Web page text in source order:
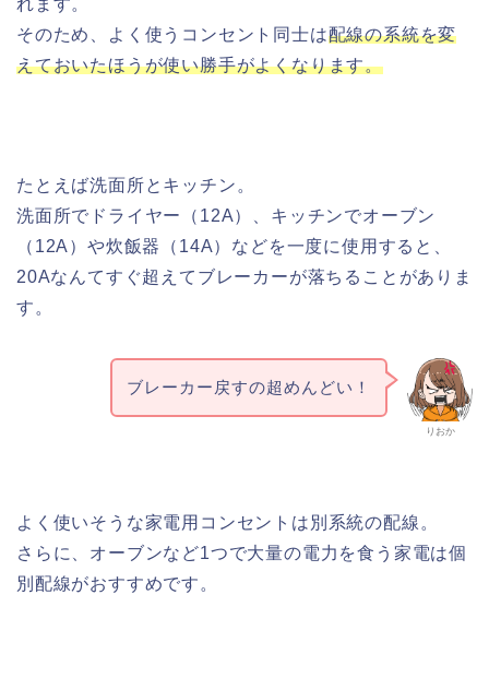
れます。
そのため、よく使うコンセント同士は配線の系統を変
えておいたほうが使い勝手がよくなります。
たとえば洗面所とキッチン。
洗面所でドライヤー（12A）、キッチンでオーブン
（12A）や炊飯器（14A）などを一度に使用すると、
20Aなんてすぐ超えてブレーカーが落ちることがありま
す。
りおか
ブレーカー戻すの超めんどい！
よく使いそうな家電用コンセントは別系統の配線。
さらに、オーブンなど1つで大量の電力を食う家電は個
別配線がおすすめです。